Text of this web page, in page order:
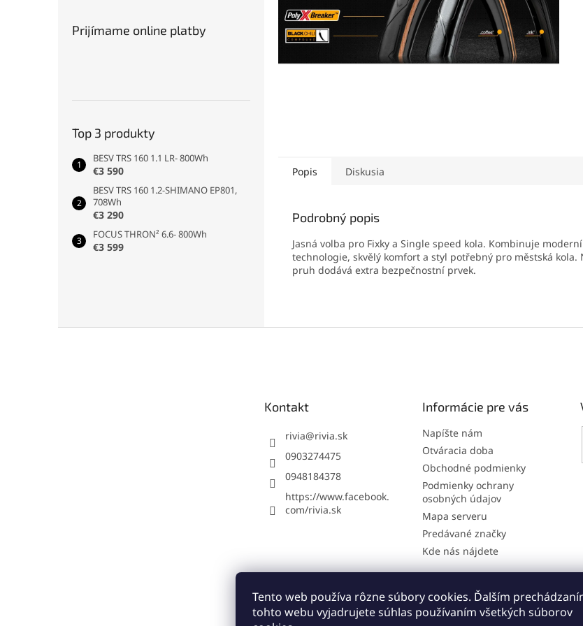
Tento web používa rôzne súbory cookies. Ďalším
tohto webu vyjadrujete súhlas používaním všetkých súborov
Prijímame online platby
Top 3 produkty
BESV TRS 160 1.1 LR- 800Wh
€3 590
BESV TRS 160 1.2-SHIMANO EP801,
708Wh
€3 290
FOCUS THRON² 6.6- 800Wh
€3 599
Popis Diskusia
Podrobný popis
Jasná volba pro Fixky a Single speed kola. Kombinuje
technologie, skvělý komfort a styl potřebný pro městská
pruh dodává extra bezpečnostní prvek.
Kontakt
rivia@rivia.sk
0903274475
0948184378
https://www.facebook.
com/rivia.sk
Informácie pre vás
Napíšte nám
Otváracia doba
Obchodné podmienky
Podmienky ochrany
osobných údajov
Mapa serveru
Predávané značky
Kde nás nájdete
Online: registrácia na servis Napíšte nám